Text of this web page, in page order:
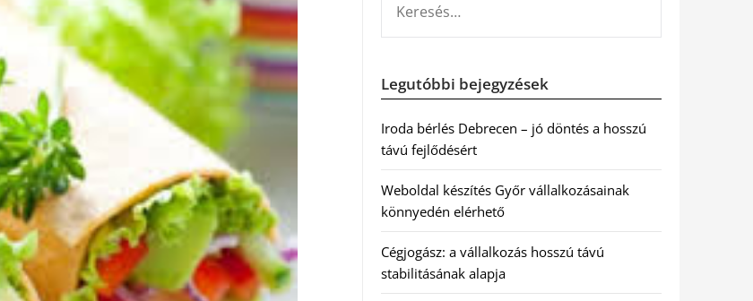
Legutóbbi bejegyzések
Iroda bérlés Debrecen – jó döntés a hosszú
távú fejlődésért
Weboldal készítés Győr vállalkozásainak
könnyedén elérhető
Cégjogász: a vállalkozás hosszú távú
stabilitásának alapja